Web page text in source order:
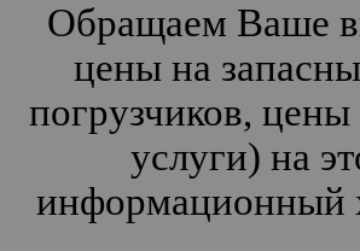
Обращаем Ваше
цены на
погрузчиков,
услуги) на
информационный